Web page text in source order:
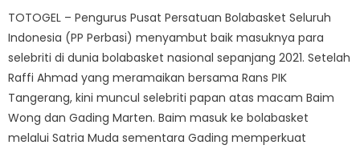
TOTOGEL – Pengurus Pusat Persatuan Bolabasket Seluruh
Indonesia (PP Perbasi) menyambut baik masuknya para
selebriti di dunia bolabasket nasional sepanjang 2021. Setelah
Raffi Ahmad yang meramaikan bersama Rans PIK
Tangerang, kini muncul selebriti papan atas macam Baim
Wong dan Gading Marten. Baim masuk ke bolabasket
melalui Satria Muda sementara Gading memperkuat